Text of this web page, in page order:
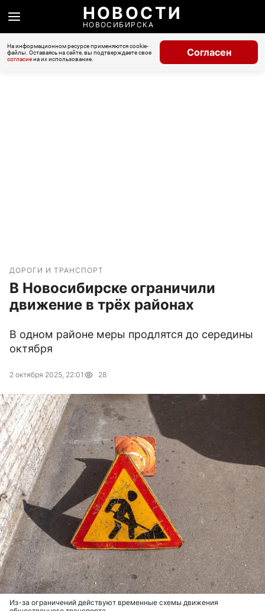
НОВОСТИ
НОВОСИБИРСКА
На информационном ресурсе применяются cookie-
файлы. Оставаясь на сайте, вы подтверждаете свое
согласиена их использование.
Согласен
ДОРОГИ И ТРАНСПОРТ
В Новосибирске ограничили
движение в трёх районах
В одном районе меры продлятся до середины
октября
2 октября 2025, 22:01 28
Из-за ограничений действуют временные схемы движения